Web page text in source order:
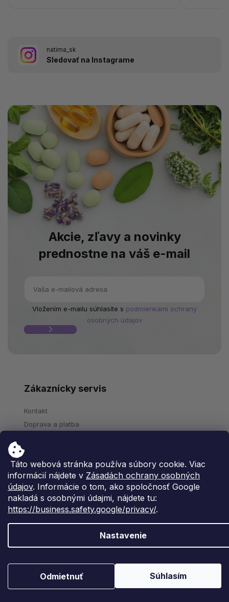
Táto webová stránka používa súbory cookie. Viac
informácií nájdete v Zásadách ochrany osobných
údajov. Informácie o tom, ako spoločnosť Google
nakladá s osobnými údajmi, nájdete tu:
https://business.safety.google/privacy/.
Nastavenie
Odmietnuť Súhlasím
natima_sk
Sledovať na Instagrame
Akcie, zľavy a novinky
prednostne na váš e-mail
Vložením e-mailu súhlasíte s podmienkami ochrany
osobných údajov
Zákaznícky servis
Kontakt
Doprava a platba
Veľkoobchod
Reklamácie a vrátenie tovaru
Často kladené otázky
O nás
Ochrana osobných údajov